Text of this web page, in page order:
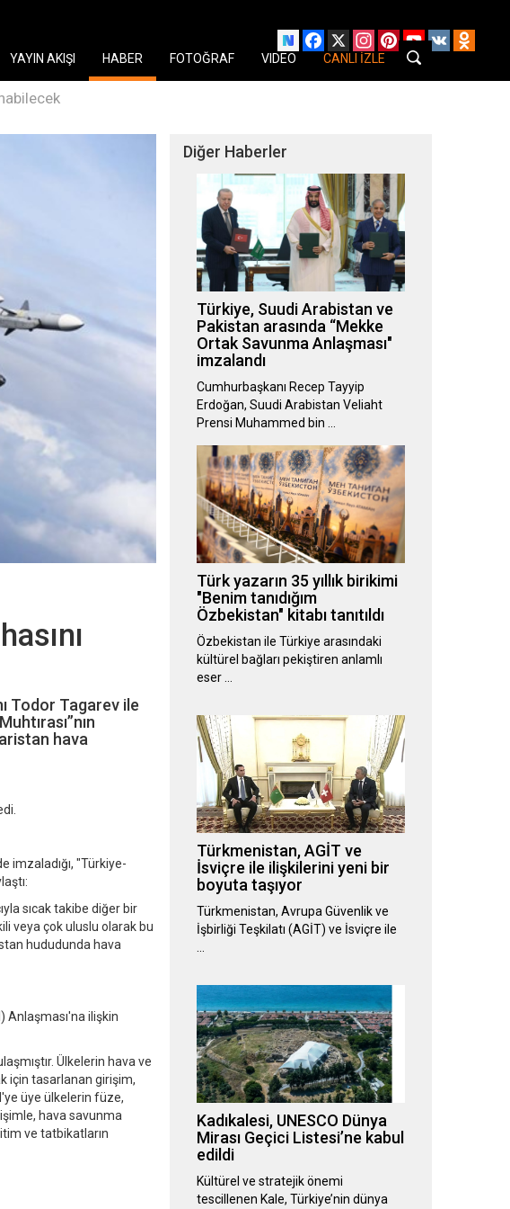
Facebook
X Instagram
PinterestYouTube
VK
YAYIN AKIŞI HABER FOTOĞRAF VIDEO CANLI İZLE
Todor Tagarev ile
hava
imzaladığı, "Türkiye-
sıcak takibe diğer bir
veya çok uluslu olarak bu
hududunda hava
Anlaşması'na ilişkin
Ülkelerin hava ve
için tasarlanan girişim,
üye ülkelerin füze,
hava savunma
ve tatbikatların
Diğer Haberler
Türkiye, Suudi Arabistan ve
Pakistan arasında “Mekke
Ortak Savunma Anlaşması"
imzalandı
Cumhurbaşkanı Recep Tayyip
Erdoğan, Suudi Arabistan Veliaht
Prensi Muhammed bin …
Türk yazarın 35 yıllık birikimi
"Benim tanıdığım
Özbekistan" kitabı tanıtıldı
Özbekistan ile Türkiye arasındaki
kültürel bağları pekiştiren anlamlı
eser …
Türkmenistan, AGİT ve
İsviçre ile ilişkilerini yeni bir
boyuta taşıyor
Türkmenistan, Avrupa Güvenlik ve
İşbirliği Teşkilatı (AGİT) ve İsviçre ile
Kadıkalesi, UNESCO Dünya
Mirası Geçici Listesi’ne kabul
edildi
Kültürel ve stratejik önemi
tescillenen Kale, Türkiye’nin dünya